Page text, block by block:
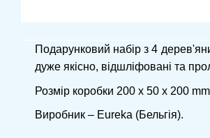
Подарунковий набір з 4
дуже якісно, ​​відшліфовані та
Розмір коробки 200 x 50 x 200 mm
Виробник – Eureka (Бельгія).